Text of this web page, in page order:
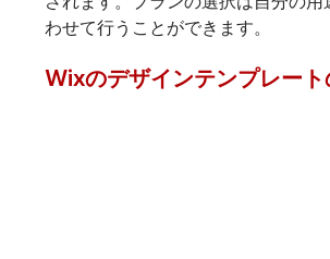
わせて行うことができます。
Wixのデザインテンプレー